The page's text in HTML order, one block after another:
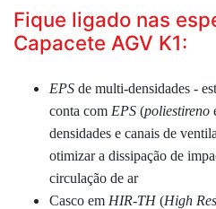
Fique ligado nas
Capacete AGV K1:
EPS de multi-densidades -
conta com EPS (poliestireno
densidades e canais de
otimizar a dissipação de
circulação de ar
Casco em HIR-TH(High